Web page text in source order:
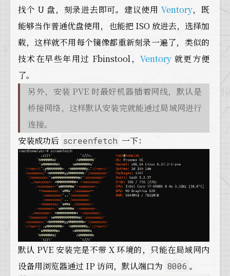
找个 U 盘，刻录进去即可。建议使用 Ventory，既
能够当作普通优盘使用，也能把 ISO 放进去，选择加
载，这样就不用每个镜像都重新刻录一遍了，类似的
技术在早些年用过 Fbinstool，Ventory 就更方便
了。
另外，安装 PVE 时最好机器插着网线，默认是
桥接网络，这样默认安装完就能通过局域网进行
连接。
安装成功后 screenfetch 一下：
默认 PVE 安装完是不带 X 环境的，只能在局域网内
设备用浏览器通过 IP 访问，默认端口为 8006 。